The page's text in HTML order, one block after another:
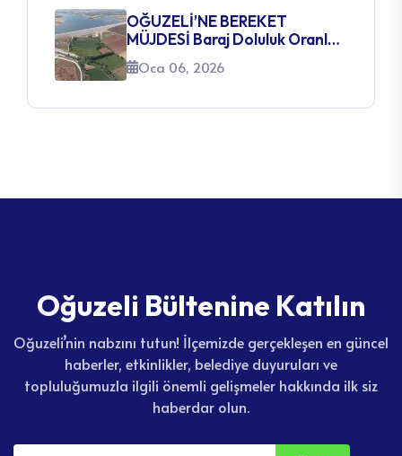
OĞUZELİ’NE BEREKET
MÜJDESİ Baraj Doluluk Oranları
Yüzleri Güldürüyor
Oca 06, 2026
Oğuzeli Bültenine Katılın
Oğuzeli’nin nabzını tutun! İlçemizde gerçekleşen en güncel
haberler, etkinlikler, belediye duyuruları ve
topluluğumuzla ilgili önemli gelişmeler hakkında ilk siz
haberdar olun.